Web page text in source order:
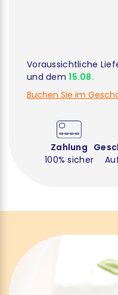
Voraussichtliche
und dem15.08.
Buchen Sie im
Zahlung
100% sicher